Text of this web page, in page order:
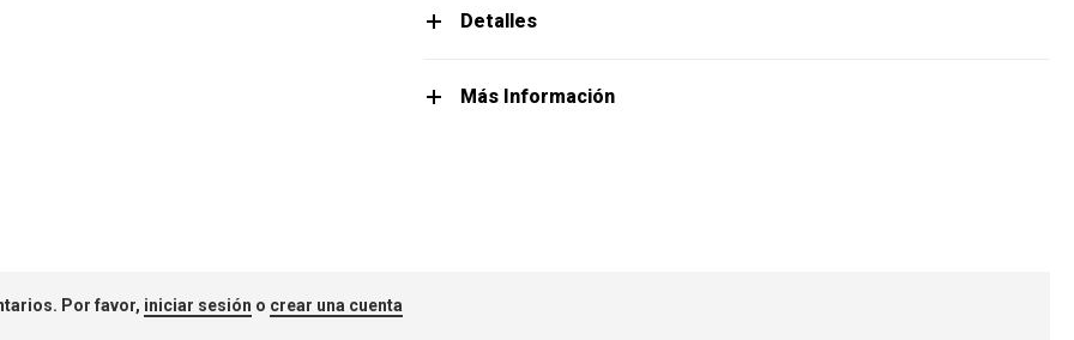
Detalles
Más Información
Por favor, iniciar sesión o crear una cuenta